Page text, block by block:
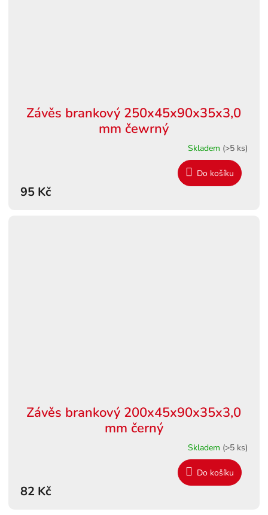
Závěs brankový 250x45x90x35x3,0
mm čewrný
Skladem (>5 ks)
95 Kč
Do košíku
Závěs brankový 200x45x90x35x3,0
mm černý
Skladem (>5 ks)
82 Kč
Do košíku